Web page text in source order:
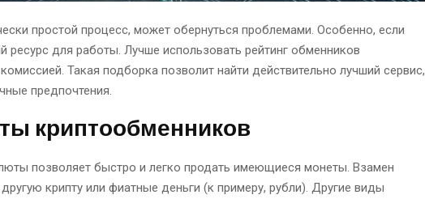
простой процесс, может обернуться проблемами. Особенно, если
для работы. Лучше использовать рейтинг обменников
Такая подборка позволит найти действительно лучший сервис,
предпочтения.
криптообменников
позволяет быстро и легко продать имеющиеся монеты. Взамен
крипту или фиатные деньги (к примеру, рубли). Другие виды